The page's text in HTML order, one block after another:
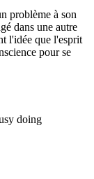
problème à son
dans une autre
l'idée que l'esprit
pour se
doing